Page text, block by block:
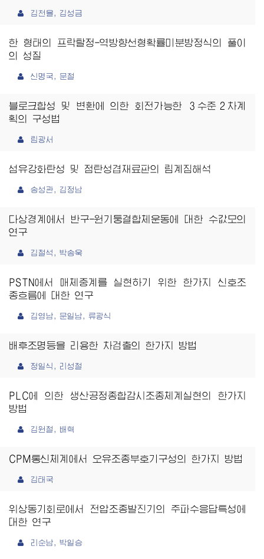
김천을, 김성금
한 형태의 프락탈정-역방향선형확률미분방정식의 풀이
의 성질
신명국, 문철
블로크합성 및 변환에 의한 회전가능한 ３수준２차계
획의 구성법
림광서
섬유강화탄성 및 점탄성겹재료판의 림계짐해석
송성관, 김정남
다상경계에서 반구-원기둥결합체운동에 대한 수값모의
연구
김철석, 박송욱
PSTN에서 매체중계를 실현하기 위한 한가지 신호조
종흐름에 대한 연구
김영남, 문일남, 류광식
배후조명등을 리용한 차검출의 한가지 방법
정일식, 리성철
PLC에 의한 생산공정종합감시조종체계실현의 한가지
방법
김원철, 배혁
CPM통신체계에서 오유조종부호기구성의 한가지 방법
김태국
위상동기회로에서 전압조종발진기의 주파수응답특성에
대한 연구
리순남, 박일승